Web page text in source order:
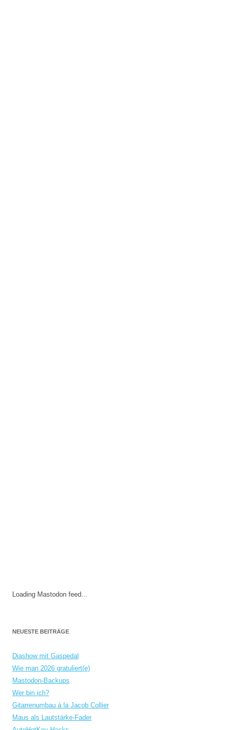
Loading Mastodon feed...
NEUESTE BEITRÄGE
Diashow mit Gaspedal
Wie man 2026 gratuliert(e)
Mastodon-Backups
Wer bin ich?
Gitarrenumbau à la Jacob Collier
Maus als Lautstärke-Fader